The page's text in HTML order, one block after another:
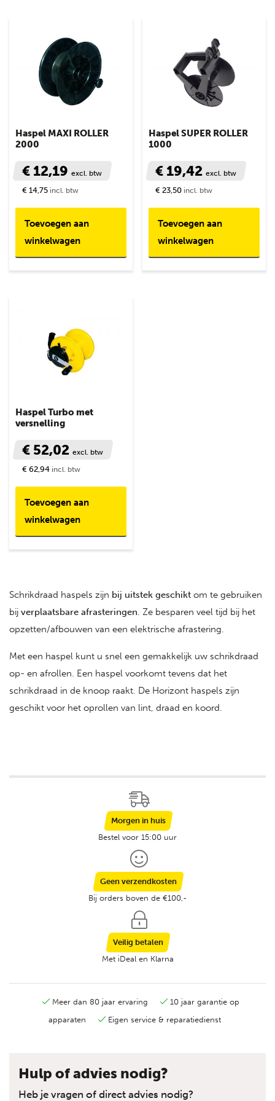
Haspel MAXI ROLLER
2000
€ 12,19 excl. btw
€ 14,75 incl. btw
Toevoegen aan
winkelwagen
Haspel SUPER ROLLER
1000
€ 19,42excl. btw
€ 23,50 incl. btw
Toevoegen aan
winkelwagen
Haspel Turbo met
versnelling
€ 52,02 excl. btw
€ 62,94 incl. btw
Toevoegen aan
winkelwagen
Schrikdraad haspels zijn bij uitstek geschikt om te gebruiken
bij verplaatsbare afrasteringen. Ze besparen veel tijd bij het
opzetten/afbouwen van een elektrische afrastering.
Met een haspel kunt u snel een gemakkelijk uw schrikdraad
op- en afrollen. Een haspel voorkomt tevens dat het
schrikdraad in de knoop raakt. De Horizont haspels zijn
geschikt voor het oprollen van lint, draad en koord.
Morgen in huis
Bestel voor 15:00 uur
Geen verzendkosten
Bij orders boven de €100,-
Veilig betalen
Met iDeal en Klarna
Meer dan 80 jaar ervaring
10 jaar garantie op
apparaten
Eigen service & reparatiedienst
Hulp of advies nodig?
Heb je vragen of direct advies nodig?